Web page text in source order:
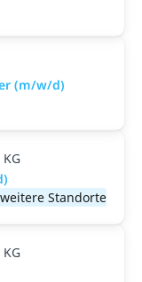
(m/w/d)
Standorte